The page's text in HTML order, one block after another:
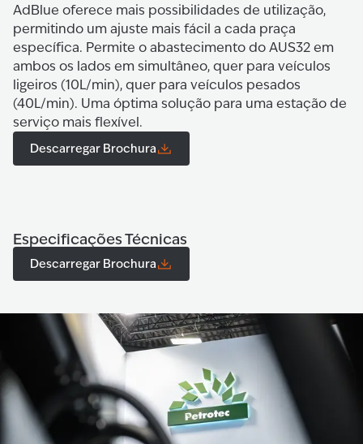
AdBlue oferece mais possibilidades de utilização,
permitindo um ajuste mais fácil a cada praça
específica. Permite o abastecimento do AUS32 em
ambos os lados em simultâneo, quer para veículos
ligeiros (10L/min), quer para veículos pesados
(40L/min). Uma óptima solução para uma estação de
serviço mais flexível.
Descarregar Brochura
Especificações Técnicas
Descarregar Brochura